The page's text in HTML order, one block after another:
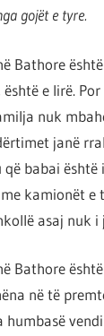
gojët e tyre.
Bathore
e lirë.
nuk
janë
babai është
kamionët
asaj nuk i
Bathore
në të
humbasë